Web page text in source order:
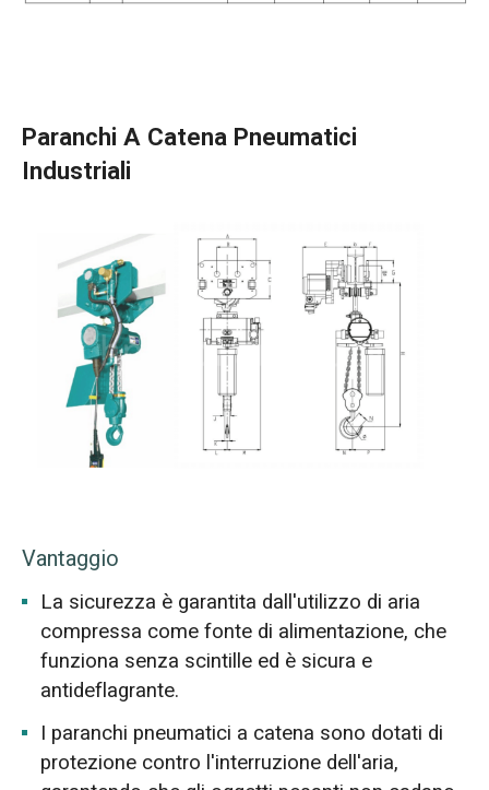
Paranchi A Catena Pneumatici
Industriali
Vantaggio
La sicurezza è garantita dall'utilizzo di aria
compressa come fonte di alimentazione, che
funziona senza scintille ed è sicura e
antideflagrante.
I paranchi pneumatici a catena sono dotati di
protezione contro l'interruzione dell'aria,